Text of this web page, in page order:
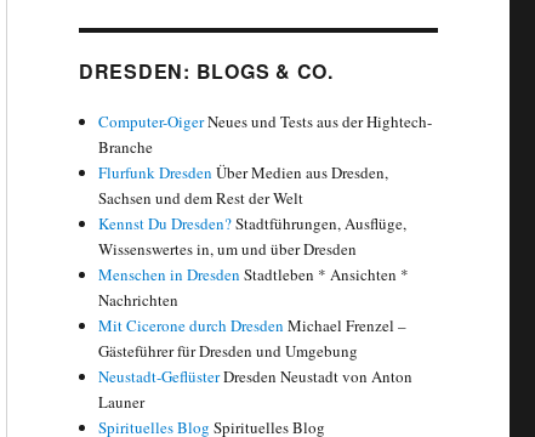
DRESDEN: BLOGS & CO.
Computer-OigerNeues und Tests aus der Hightech-
Branche
Flurfunk Dresden Über Medien aus Dresden,
Sachsen und dem Rest der Welt
Kennst Du Dresden?Stadtführungen, Ausflüge,
Wissenswertes in, um und über Dresden
Menschen in Dresden Stadtleben * Ansichten *
Nachrichten
Mit Cicerone durch Dresden Michael Frenzel –
Gästeführer für Dresden und Umgebung
Neustadt-GeflüsterDresden Neustadt von Anton
Launer
Spirituelles Blog Spirituelles Blog